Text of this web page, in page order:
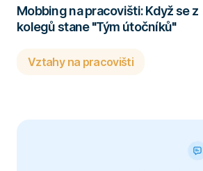
Mobbing na pracovišti: Když se z
kolegů stane "Tým útočníků"
Vztahy na pracovišti